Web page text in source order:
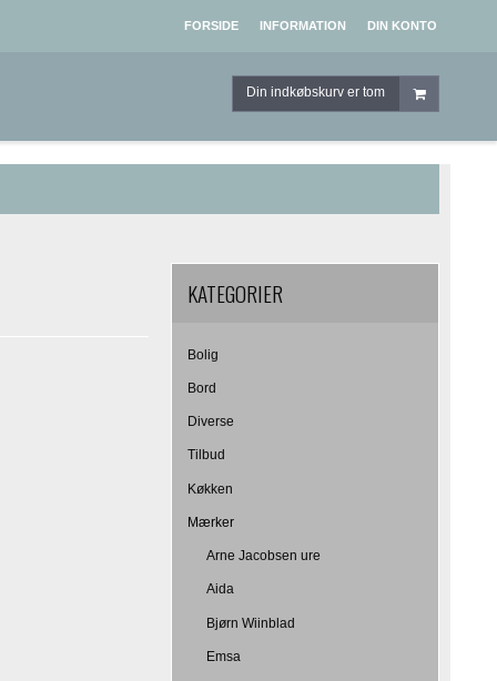
FORSIDE INFORMATION DIN KONTO
Din indkøbskurv er tom
KATEGORIER
Bolig
Bord
Diverse
Tilbud
Køkken
Mærker
Arne Jacobsen ure
Aida
Bjørn Wiinblad
Emsa